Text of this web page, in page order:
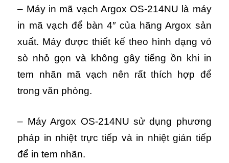
– Máy in mã vạch Argox OS-214NU là máy
in mã vạch để bàn 4″ của hãng Argox sản
xuất. Máy được thiết kế theo hình dạng vỏ
sò nhỏ gọn và không gây tiếng ồn khi in
tem nhãn mã vạch nên rất thích hợp để
trong văn phòng.
– Máy Argox OS-214NU sử dụng phương
pháp in nhiệt trực tiếp và in nhiệt gián tiếp
để in tem nhãn.